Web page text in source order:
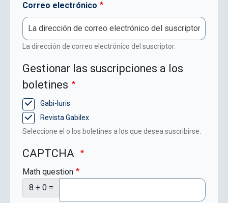
Correo electrónico
La dirección de correo electrónico del suscriptor.
Gestionar las suscripciones a los
boletines
Gabi-Iuris
Revista Gabilex
Seleccione el o los boletines a los que desea suscribirse.
CAPTCHA
Math question
8 + 0 =